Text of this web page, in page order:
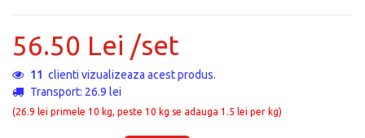
56.50 Lei /set
14 clienti vizualizeaza acest produs.
Transport: 26.9 lei
(26.9 lei primele 10 kg, peste 10 kg se adauga 1.5 lei per kg)